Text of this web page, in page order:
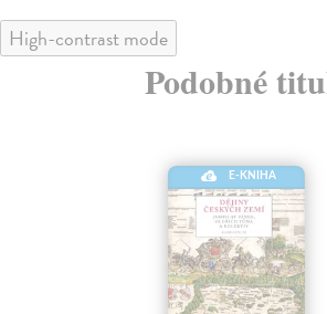
High-contrast mode
Podobné
E-KNIHA